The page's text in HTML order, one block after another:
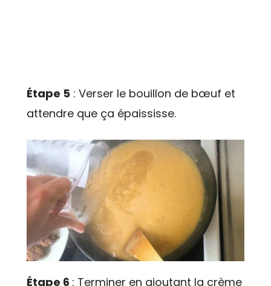
Étape 5 : Verser le bouillon de bœuf et
attendre que ça épaississe.
Étape 6 : Terminer en ajoutant la crème